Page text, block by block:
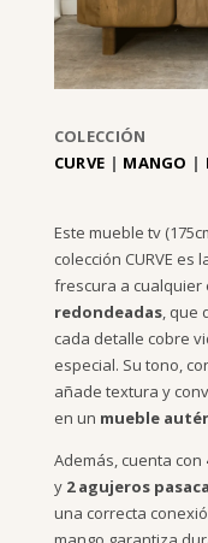
COLECCIÓN
CURVE | MANGO |
Este mueble tv
colección CURVE
frescura a cualquier
redondeadas, que
cada detalle cobre
especial. Su tono,
añade textura y
en un mueble
Además, cuenta con
y 2 agujeros
una correcta